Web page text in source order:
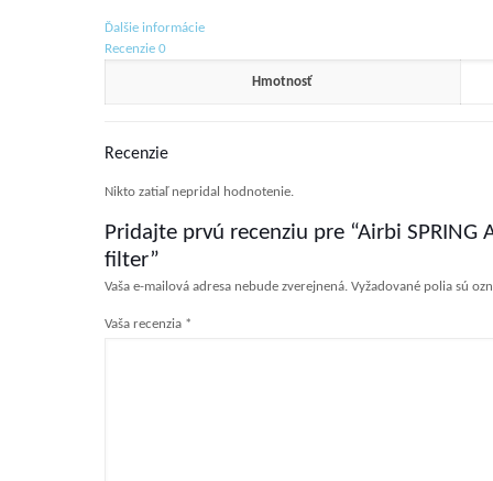
Ďalšie informácie
Recenzie 0
Hmotnosť
Recenzie
Nikto zatiaľ nepridal hodnotenie.
Pridajte prvú recenziu pre “Airbi SPRING
filter”
Vaša e-mailová adresa nebude zverejnená. Vyžadované polia sú
Vaša recenzia *